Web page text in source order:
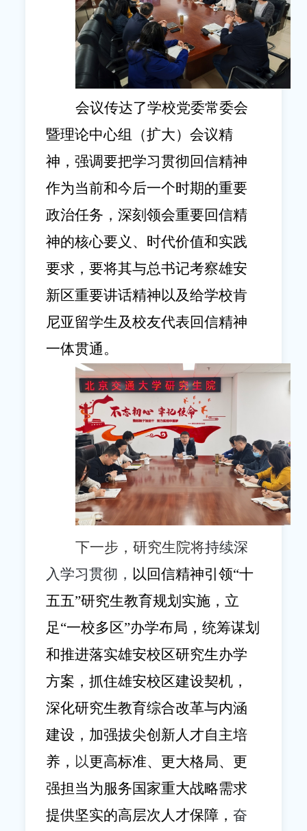
会议传达了学校党委常委会
暨理论中心组（扩大）会议精
神，强调要把学习贯彻回信精神
作为当前和今后一个时期的重要
政治任务，深刻领会重要回信精
神的核心要义、时代价值和实践
要求，要将其与总书记考察雄安
新区重要讲话精神以及给学校肯
尼亚留学生及校友代表回信精神
一体贯通。
下一步，研究生院将持续深
入学习贯彻， 以回信精神引领“十
五五”研究生教育规划实施，立
足“一校多区”办学布局， 统筹谋划
和推进落实雄安校区研究生办学
方案，抓住雄安校区建设契机，
深化研究生教育综合改革与内涵
建设，加强拔尖创新人才自主培
养， 以更高标准、更大格局、更
强担当为服务国家重大战略需求
提供坚实的高层次人才保障， 奋